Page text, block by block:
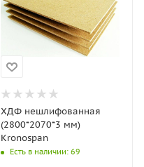
ХДФ нешлифованная
(2800*2070*3 мм)
Kronospan
Есть в наличии: 69